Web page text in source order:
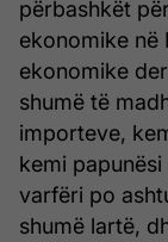
përbashkët
ekonomike në
ekonomike
shumë të
importeve,
kemi
varfëri po
shumë lartë,